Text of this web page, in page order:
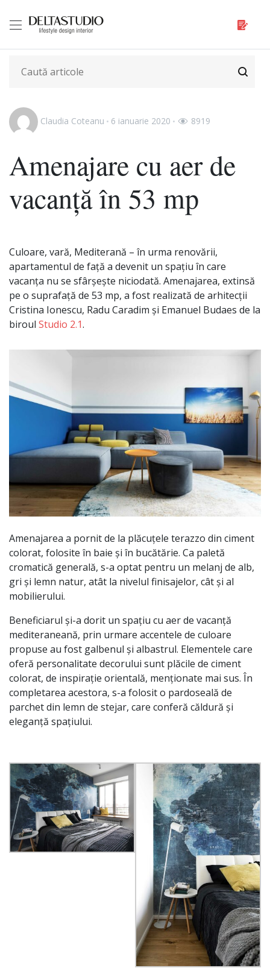
Claudia Coteanu 6 ianuarie 2020 8919
Amenajare cu aer de
vacanță în 53 mp
Culoare, vară, Mediterană – în urma renovării,
apartamentul de față a devenit un spațiu în care
vacanța nu se sfârșește niciodată. Amenajarea, extinsă
pe o suprafață de 53 mp, a fost realizată de arhitecții
Cristina Ionescu, Radu Caradim și Emanuel Budaes de la
biroul Studio 2.1.
Amenajarea a pornit de la plăcuțele terazzo din ciment
colorat, folosite în baie și în bucătărie. Ca paletă
cromatică generală, s-a optat pentru un melanj de alb,
gri și lemn natur, atât la nivelul finisajelor, cât și al
mobilierului.
Beneficiarul și-a dorit un spațiu cu aer de vacanță
mediteraneană, prin urmare accentele de culoare
propuse au fost galbenul și albastrul. Elementele care
oferă personalitate decorului sunt plăcile de ciment
colorat, de inspirație orientală, menționate mai sus. În
completarea acestora, s-a folosit o pardoseală de
parchet din lemn de stejar, care conferă căldură și
eleganță spațiului.